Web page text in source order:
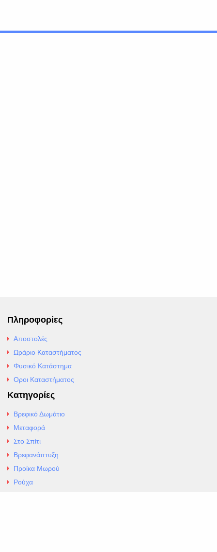
Πληροφορίες
Αποστολές
Ωράριο Καταστήματος
Φυσικό Κατάστημα
Οροι Καταστήματος
Κατηγορίες
Βρεφικό Δωμάτιο
Μεταφορά
Στο Σπίτι
Βρεφανάπτυξη
Προίκα Μωρού
Ρούχα